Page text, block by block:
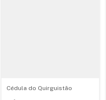
Cédula do Quirguistão